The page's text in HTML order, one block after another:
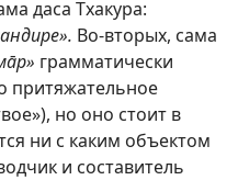
даса Тхакура:
Во-вторых, сама
грамматически
притяжательное
но оно стоит в
ни с каким объектом
и составитель